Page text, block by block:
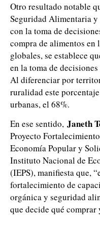
Otro resultado notable
Seguridad Alimentaria
con la toma de
compra de alimentos
globales, se establece
en la toma de
Al diferenciar por
ruralidad este
urbanas, el 68%.
En ese sentido, Janeth
Proyecto
Economía Popular y
Instituto Nacional de
(IEPS), manifiesta que,
fortalecimiento de
orgánica y seguridad
que decide qué